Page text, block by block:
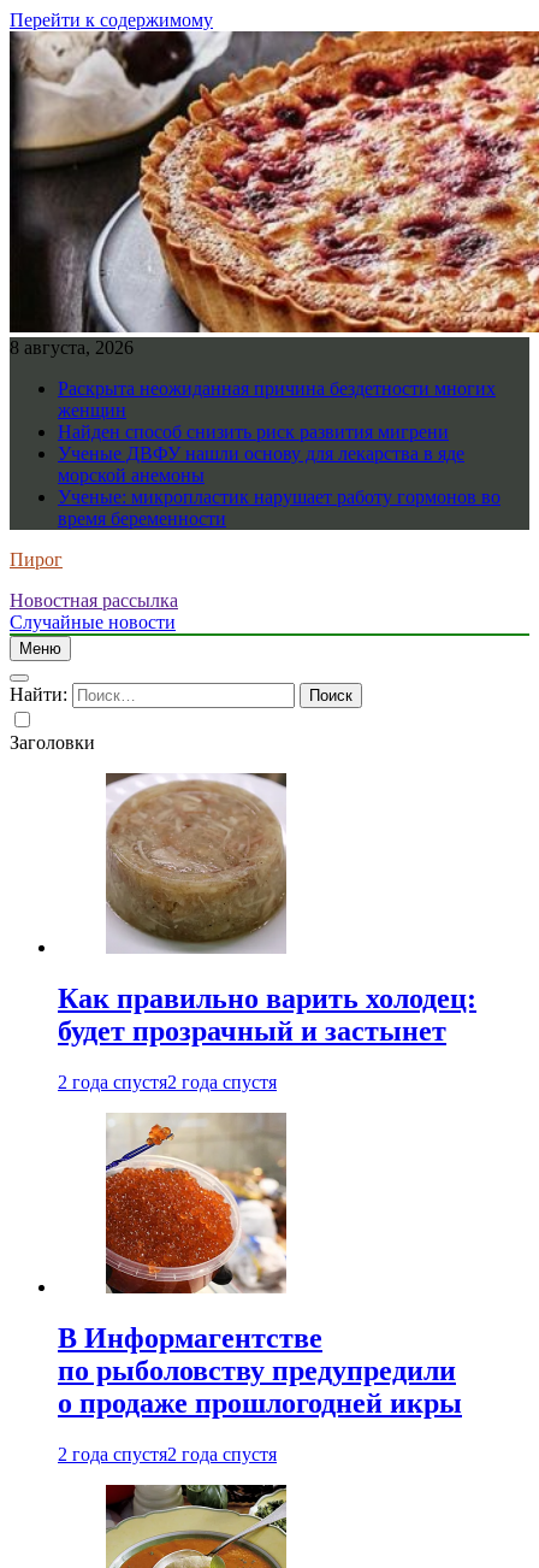
Перейти к содержимому
8 августа, 2026
Раскрыта неожиданная причина бездетности многих
женщин
Найден способ снизить риск развития мигрени
Ученые ДВФУ нашли основу для лекарства в яде
морской анемоны
Ученые: микропластик нарушает работу гормонов во
время беременности
Пирог
Новостная рассылка
Случайные новости
Меню
Найти:
Заголовки
Как правильно варить холодец:
будет прозрачный и застынет
2 года спустя2 года спустя
В Информагентстве
по рыболовству предупредили
о продаже прошлогодней икры
2 года спустя2 года спустя